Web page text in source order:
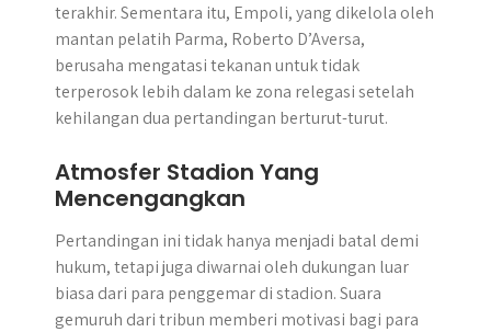
terakhir. Sementara itu, Empoli, yang dikelola oleh
mantan pelatih Parma, Roberto D’Aversa,
berusaha mengatasi tekanan untuk tidak
terperosok lebih dalam ke zona relegasi setelah
kehilangan dua pertandingan berturut-turut.
Atmosfer Stadion Yang
Mencengangkan
Pertandingan ini tidak hanya menjadi batal demi
hukum, tetapi juga diwarnai oleh dukungan luar
biasa dari para penggemar di stadion. Suara
gemuruh dari tribun memberi motivasi bagi para